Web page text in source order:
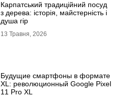
Карпатський традиційний посуд
з дерева: історія, майстерність і
душа гір
13 Травня, 2026
Будущие смартфоны в формате
XL: революционный Google Pixel
11 Pro XL